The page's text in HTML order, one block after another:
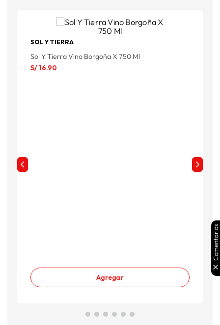
SOL Y TIERRA
Sol Y Tierra Vino Borgoña X 750 Ml
S/ 16.90
Agregar
Comentarios